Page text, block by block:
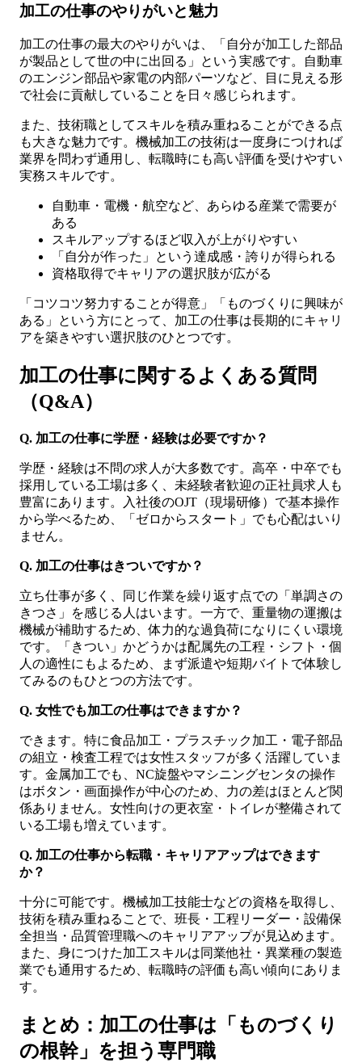
加工の仕事のやりがいと魅力
加工の仕事の最大のやりがいは、「自分が加工した部品
が製品として世の中に出回る」という実感です。自動車
のエンジン部品や家電の内部パーツなど、目に見える形
で社会に貢献していることを日々感じられます。
また、技術職としてスキルを積み重ねることができる点
も大きな魅力です。機械加工の技術は一度身につければ
業界を問わず通用し、転職時にも高い評価を受けやすい
実務スキルです。
自動車・電機・航空など、あらゆる産業で需要が
ある
スキルアップするほど収入が上がりやすい
「自分が作った」という達成感・誇りが得られる
資格取得でキャリアの選択肢が広がる
「コツコツ努力することが得意」「ものづくりに興味が
ある」という方にとって、加工の仕事は長期的にキャリ
アを築きやすい選択肢のひとつです。
加工の仕事に関するよくある質問
（Q&A）
Q. 加工の仕事に学歴・経験は必要ですか？
学歴・経験は不問の求人が大多数です。高卒・中卒でも
採用している工場は多く、未経験者歓迎の正社員求人も
豊富にあります。入社後のOJT（現場研修）で基本操作
から学べるため、「ゼロからスタート」でも心配はいり
ません。
Q. 加工の仕事はきついですか？
立ち仕事が多く、同じ作業を繰り返す点での「単調さの
きつさ」を感じる人はいます。一方で、重量物の運搬は
機械が補助するため、体力的な過負荷になりにくい環境
です。「きつい」かどうかは配属先の工程・シフト・個
人の適性にもよるため、まず派遣や短期バイトで体験し
てみるのもひとつの方法です。
Q. 女性でも加工の仕事はできますか？
できます。特に食品加工・プラスチック加工・電子部品
の組立・検査工程では女性スタッフが多く活躍していま
す。金属加工でも、NC旋盤やマシニングセンタの操作
はボタン・画面操作が中心のため、力の差はほとんど関
係ありません。女性向けの更衣室・トイレが整備されて
いる工場も増えています。
Q. 加工の仕事から転職・キャリアアップはできます
か？
十分に可能です。機械加工技能士などの資格を取得し、
技術を積み重ねることで、班長・工程リーダー・設備保
全担当・品質管理職へのキャリアアップが見込めます。
また、身につけた加工スキルは同業他社・異業種の製造
業でも通用するため、転職時の評価も高い傾向にありま
す。
まとめ：加工の仕事は「ものづくり
の根幹」を担う専門職